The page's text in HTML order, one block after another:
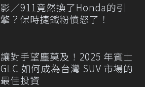
影／911竟然換了Honda的引
擎？保時捷鐵粉憤怒了！
讓對手望塵莫及！2025 年賓士
GLC 如何成為台灣 SUV 市場的
最佳投資